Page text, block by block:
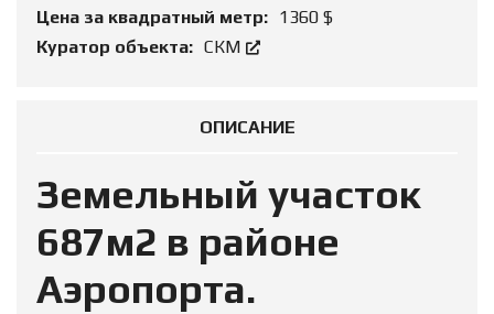
Цена за квадратный метр: 1360 $
Куратор объекта: СКМ
ОПИСАНИЕ
Земельный участок
687м2 в районе
Аэропорта.